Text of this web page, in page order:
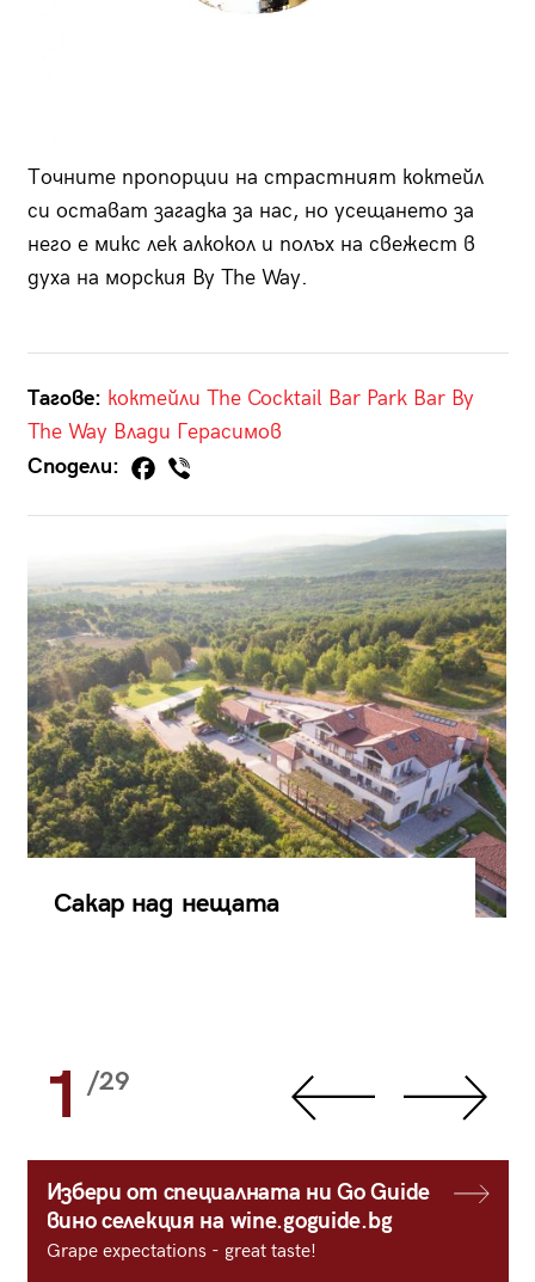
Точните пропорции на страстният коктейл
си остават загадка за нас, но усещането за
него е микс лек алкокол и полъх на свежест в
духа на морския By The Way.
Тагове: коктейли The Cocktail Bar Park Bar By
The Way Влади Герасимов
Сподели:
Сакар над нещата
1 /29
Избери от специалната ни Go Guide
вино селекция на wine.goguide.bg
Grape expectations - great taste!